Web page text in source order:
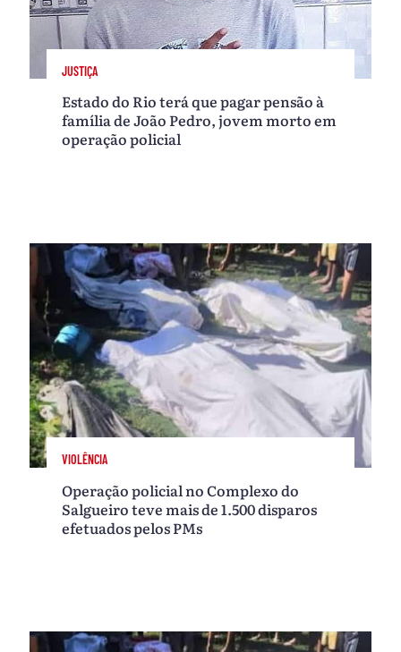
JUSTIÇA
Estado do Rio terá que pagar pensão à
família de João Pedro, jovem morto em
operação policial
VIOLÊNCIA
Operação policial no Complexo do
Salgueiro teve mais de 1.500 disparos
efetuados pelos PMs